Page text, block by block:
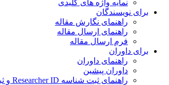
نمایه واژه های کلیدی
برای نویسندگان
راهنمای نگارش مقاله
راهنمای ارسال مقاله
فرم ارسال مقاله
برای داوران
راهنمای داوران
داوران پیشین
راهنمای ثبت شناسه Researcher ID و ثبت داوری